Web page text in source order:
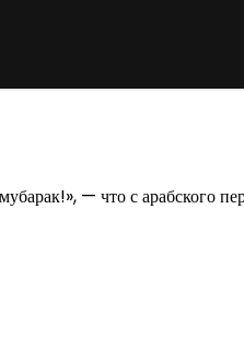
— что с арабского